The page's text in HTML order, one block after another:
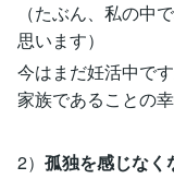
（たぶん、私の中
思います）
今はまだ妊活中で
家族であることの
2） 孤独を感じなく